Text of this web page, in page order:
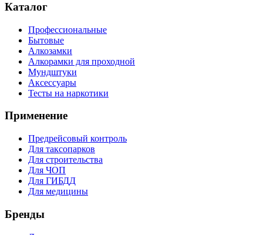
Каталог
Профессиональные
Бытовые
Алкозамки
Алкорамки для проходной
Мундштуки
Аксессуары
Тесты на наркотики
Применение
Предрейсовый контроль
Для таксопарков
Для строительства
Для ЧОП
Для ГИБДД
Для медицины
Бренды